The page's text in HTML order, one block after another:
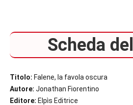
Scheda
Titolo: Falene, la favola oscura
Autore: Jonathan Fiorentino
Editore: Elpìs Editrice